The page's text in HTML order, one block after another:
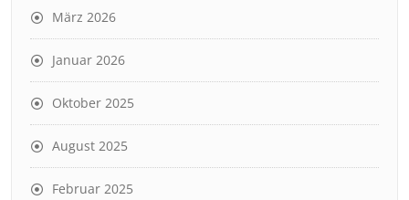
März 2026
Januar 2026
Oktober 2025
August 2025
Februar 2025